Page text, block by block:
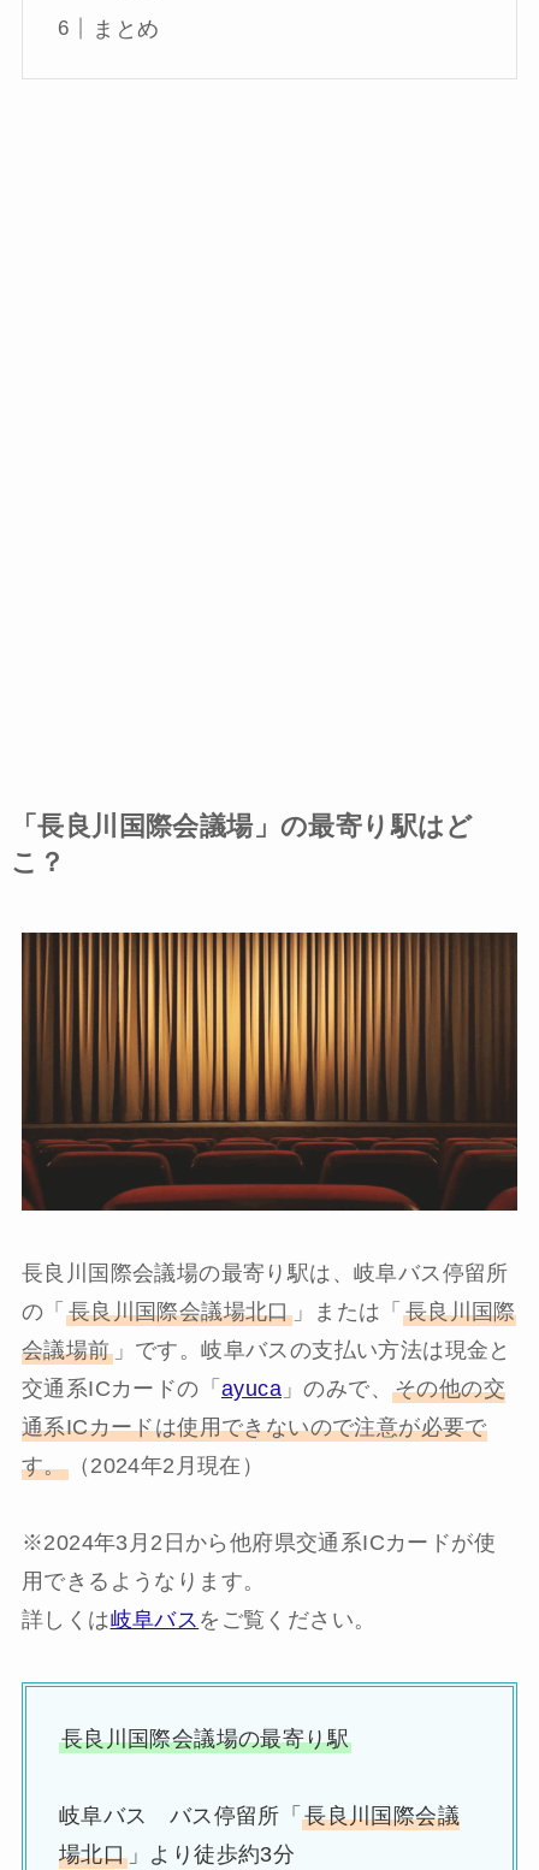
まとめ
「長良川国際会議場」の最寄り駅はど
こ？
長良川国際会議場の最寄り駅は、岐阜バス停留所
の「 長良川国際会議場北口」または「 長良川国際
会議場前」です。岐阜バスの支払い方法は現金と
交通系ICカードの「 ayuca」のみで、その他の交
通系ICカードは使用できないので注意が必要で
す。（2024年2月現在）
※2024年3月2日から他府県交通系ICカードが使
用できるようなります。
詳しくは岐阜バス をご覧ください。
長良川国際会議場の最寄り駅
岐阜バス バス停留所「長良川国際会議
場北口 」より徒歩約3分